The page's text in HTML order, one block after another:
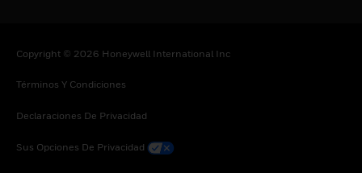
Copyright © 2026 Honeywell International Inc
Términos Y Condiciones
Declaraciones De Privacidad
Sus Opciones De Privacidad